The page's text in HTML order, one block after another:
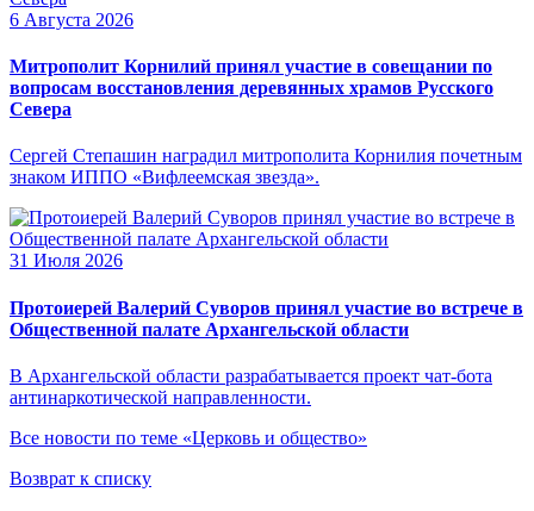
6 Августа 2026
Митрополит Корнилий принял участие в совещании по
вопросам восстановления деревянных храмов Русского
Севера
Сергей Степашин наградил митрополита Корнилия почетным
знаком ИППО «Вифлеемская звезда».
31 Июля 2026
Протоиерей Валерий Суворов принял участие во встрече в
Общественной палате Архангельской области
В Архангельской области разрабатывается проект чат-бота
антинаркотической направленности.
Все новости по теме «Церковь и общество»
Возврат к списку